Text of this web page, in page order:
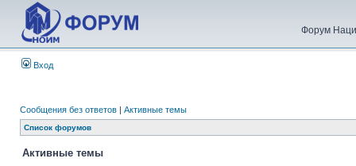
Форум
Вход
Сообщения без ответов | Активные темы
Список форумов
Активные темы